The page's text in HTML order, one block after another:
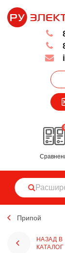
Припой
НАЗАД В
КАТАЛОГ